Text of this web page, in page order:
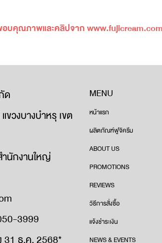
อบคุณภาพและคลิปจาก
ด
วงบางบำหรุ เขต
นักงานใหญ่
3999
MENU
หน้าแรก
ผลิตภัณฑ์ฟูจิครีม
ABOUT US
PROMOTIONS
REVIEWS
วิธีการสั่งซื้อ
แจ้งชำระเงิน
NEWS & EVENTS